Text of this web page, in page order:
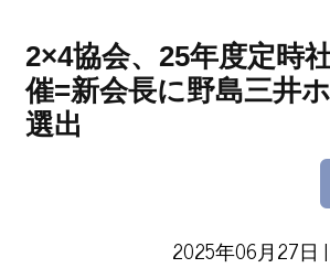
2×4協会、25年度定時
催=新会長に野島三井
選出
2025年06月27日 |